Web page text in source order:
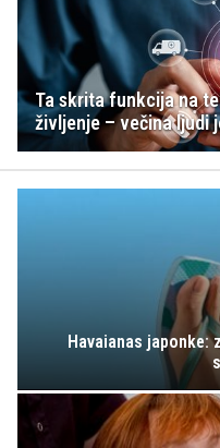
Ta skrita funkcija na
življenje – večina ljudi
Havaianas japonke: